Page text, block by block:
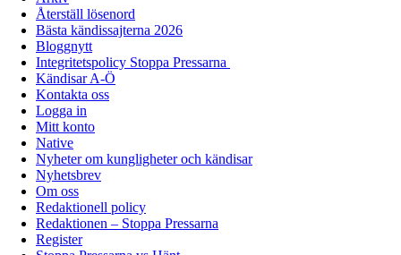
Återställ lösenord
Bästa kändissajterna 2026
Bloggnytt
Integritetspolicy Stoppa Pressarna
Kändisar A-Ö
Kontakta oss
Logga in
Mitt konto
Native
Nyheter om kungligheter och kändisar
Nyhetsbrev
Om oss
Redaktionell policy
Redaktionen – Stoppa Pressarna
Register